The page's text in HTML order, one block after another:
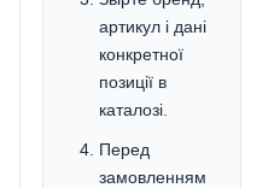
артикул і дані
конкретної
позиції в
каталозі.
Перед
замовленням